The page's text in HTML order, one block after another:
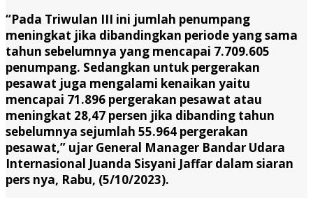
“Pada Triwulan III ini jumlah penumpang
meningkat jika dibandingkan periode yang sama
tahun sebelumnya yang mencapai 7.709.605
penumpang. Sedangkan untuk pergerakan
pesawat juga mengalami kenaikan yaitu
mencapai 71.896 pergerakan pesawat atau
meningkat 28,47 persen jika dibanding tahun
sebelumnya sejumlah 55.964 pergerakan
pesawat,” ujar General Manager Bandar Udara
Internasional Juanda Sisyani Jaffar dalam siaran
pers nya, Rabu, (5/10/2023).